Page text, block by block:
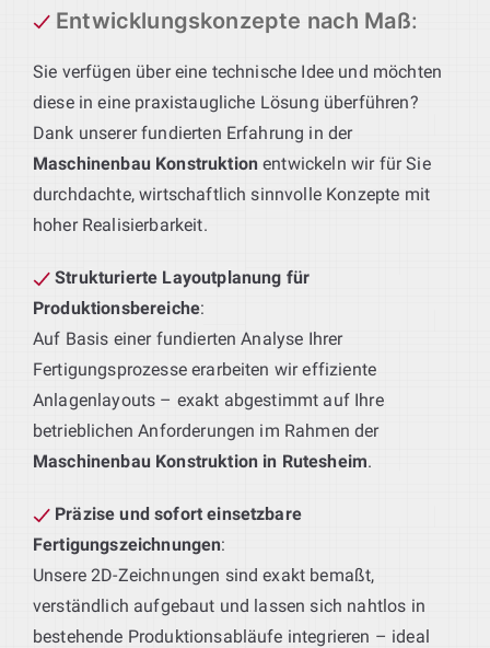
Entwicklungskonzepte nach Maß:
Sie verfügen über eine technische Idee und möchten
diese in eine praxistaugliche Lösung überführen?
Dank unserer fundierten Erfahrung in der
Maschinenbau Konstruktion entwickeln wir für Sie
durchdachte, wirtschaftlich sinnvolle Konzepte mit
hoher Realisierbarkeit.
Strukturierte Layoutplanung für
Produktionsbereiche:
Auf Basis einer fundierten Analyse Ihrer
Fertigungsprozesse erarbeiten wir effiziente
Anlagenlayouts – exakt abgestimmt auf Ihre
betrieblichen Anforderungen im Rahmen der
Maschinenbau Konstruktion in Rutesheim.
Präzise und sofort einsetzbare
Fertigungszeichnungen:
Unsere 2D-Zeichnungen sind exakt bemaßt,
verständlich aufgebaut und lassen sich nahtlos in
bestehende Produktionsabläufe integrieren – ideal